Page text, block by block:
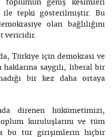
geniş kesimleri
ile tepki gösterilmiştir. Bu
olan bağlılığını
vericidir.
Türkiye için demokrasi ve
saygılı, liberal bir
bir kez daha ortaya
direnen hükümetimizi,
kuruluşlarını ve tüm
bu tür girişimlerin hiçbir